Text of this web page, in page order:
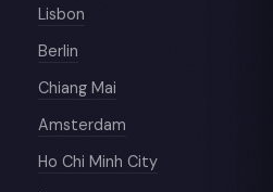
Lisbon
Berlin
Chiang Mai
Amsterdam
Ho Chi Minh City